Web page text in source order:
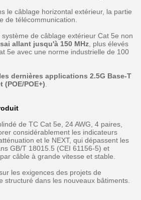
le câblage horizontal extérieur, la partie
de télécommunication.
de câblage extérieur Cat 5e non
allant jusqu'à 150 MHz , plus élevés
5e avec une norme industrielle de 100
les dernières applications 2.5G Base-T
(POE/POE+)
de TC Cat 5e, 24 AWG, 4 paires,
considérablement les indicateurs
et le NEXT, qui dépassent les
GB/T 18015.5 (CEI 61156-5) et
câble à grande vitesse et stable.
les exigences des projets de
structuré dans les nouveaux bâtiments.